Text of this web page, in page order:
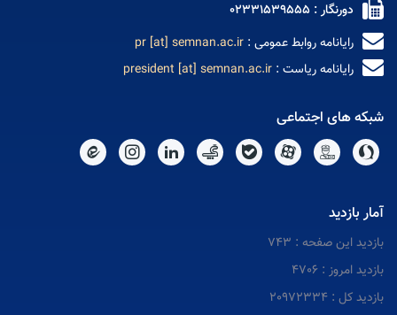
دورنگار : 02331539555
رایانامه روابط عمومی : pr [at] semnan.ac.ir
رایانامه ریاست : president [at] semnan.ac.ir
شبکه های اجتماعی
آمار بازدید
بازدید این صفحه : 743
بازدید امروز : 4706
بازدید کل : 20972334